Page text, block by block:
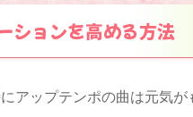
ションを高める方法
アップテンポの曲は元気